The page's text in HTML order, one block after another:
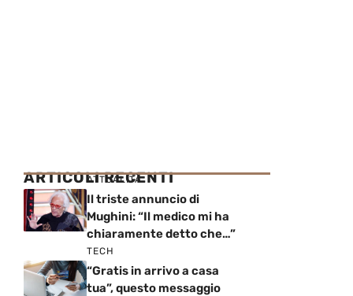
ARTICOLI RECENTI
ATTUALITÀ
Il triste annuncio di
Mughini: “Il medico mi ha
chiaramente detto che…”
TECH
“Gratis in arrivo a casa
tua”, questo messaggio